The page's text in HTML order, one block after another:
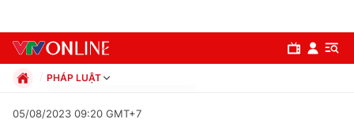
PHÁP LUẬT
Xã hội
05/08/2023 09:20 GMT+7